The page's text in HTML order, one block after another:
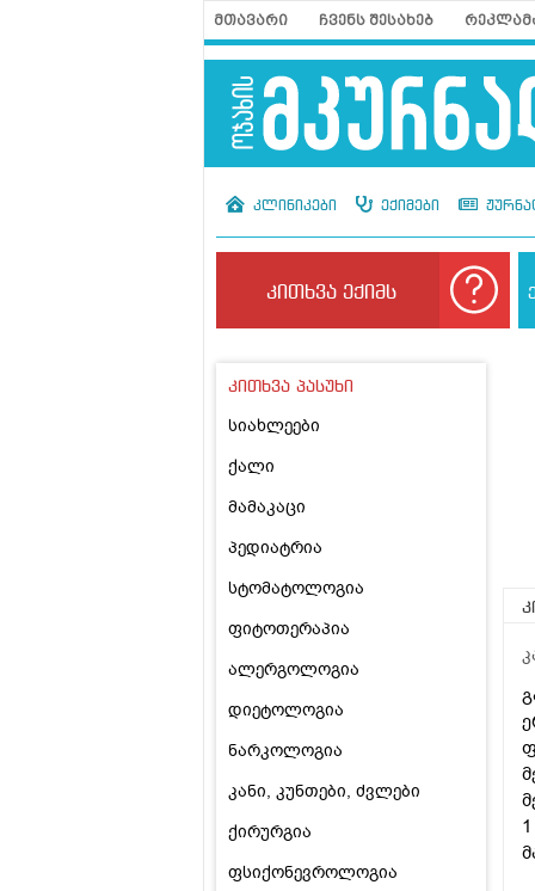
მთავარი ჩვენს შესახებ
კლინიკები ექიმები
კითხვა ექიმს
კითხვა პასუხი
სიახლეები
ქალი
მამაკაცი
პედიატრია
სტომატოლოგია
ფიტოთერაპია
ალერგოლოგია
დიეტოლოგია
ნარკოლოგია
კანი, კუნთები, ძვლები
ქირურგია
ფსიქონევროლოგია